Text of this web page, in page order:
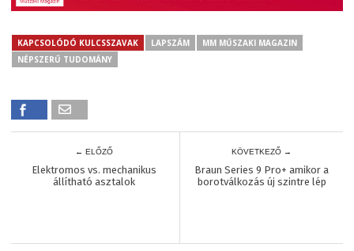
KAPCSOLÓDÓ KULCSSZAVAK LAPSZÁM
MM MŰSZAKI MAGAZIN
NÉPSZERŰ TUDOMÁNY
← ELŐZŐ
Elektromos vs. mechanikus
állítható asztalok
KÖVETKEZŐ →
Braun Series 9 Pro+ amikor a
borotválkozás új szintre lép